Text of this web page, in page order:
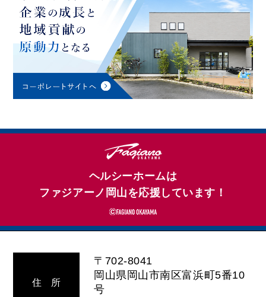
ヘルシーホームは
ファジアーノ岡山を応援しています！
住 所
〒702-8041
岡山県岡山市南区富浜町5番10
号